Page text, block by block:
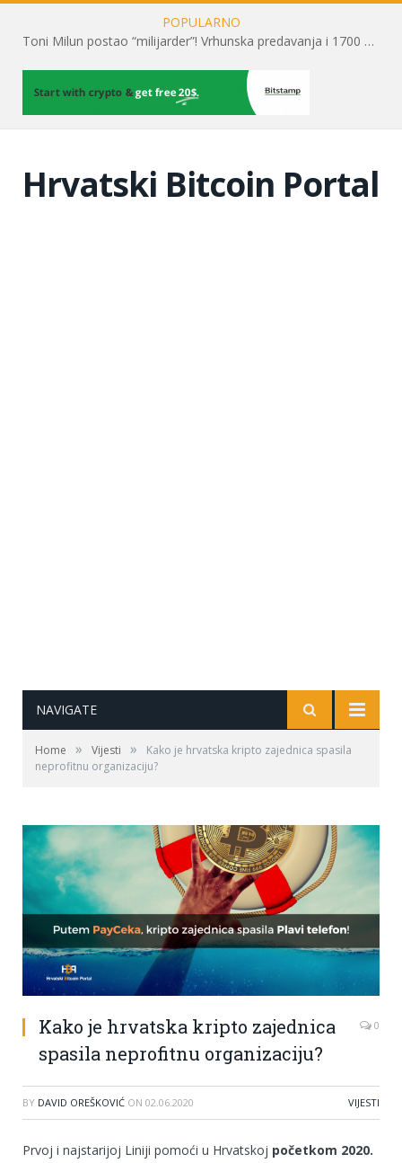
POPULARNO
Toni Milun postao “milijarder”! Vrhunska predavanja i 1700 posjetitelja obilježili su mjesec financijske pismenosti
Hrvatski Bitcoin Portal
NAVIGATE
Home » Vijesti »
Kako je hrvatska kripto zajednica spasila
neprofitnu organizaciju?
Kako je hrvatska kripto zajednica
spasila neprofitnu organizaciju?
0
BY DAVID OREŠKOVIĆ ON 02.06.2020 VIJESTI
Prvoj i najstarijoj Liniji pomoći u Hrvatskoj početkom 2020.